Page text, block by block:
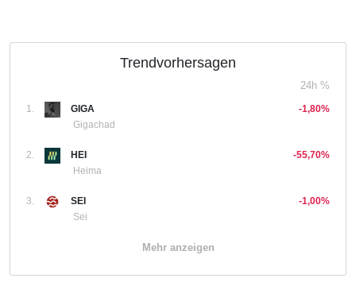
Trendvorhersagen
24h %
1.
GIGA
Gigachad
-1,80%
2.
HEI
Heima
-55,70%
3.
SEI
Sei
-1,00%
Mehr anzeigen